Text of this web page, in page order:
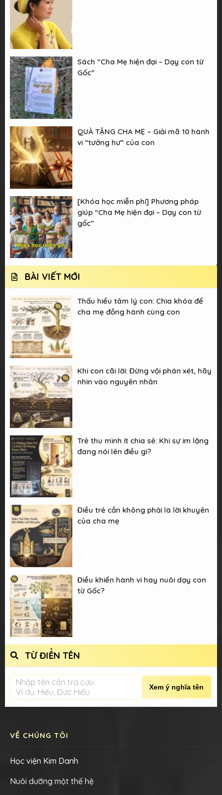
Sách “Cha Mẹ hiện đại – Dạy con từ
Gốc”
QUÀ TẶNG CHA MẸ – Giải mã 10 hành
vi “tưởng hư” của con
[Khóa học miễn phí] Phương pháp
giúp “Cha Mẹ hiện đại – Dạy con từ
gốc”
BÀI VIẾT MỚI
Thấu hiểu tâm lý con: Chìa khóa để
cha mẹ đồng hành cùng con
Khi con cãi lời: Đừng vội phán xét, hãy
nhìn vào nguyên nhân
Trẻ thu mình ít chia sẻ: Khi sự im lặng
đang nói lên điều gì?
Điều trẻ cần không phải là lời khuyên
của cha mẹ
Điều khiển hành vi hay nuôi dạy con
từ Gốc?
TỪ ĐIỂN TÊN
Nhập tên cần tra cứu.
Ví dụ: Hiếu, Đức Hiếu
Xem ý nghĩa tên
VỀ CHÚNG TÔI
Học viện Kim Danh
Nuôi dưỡng một thế hệ